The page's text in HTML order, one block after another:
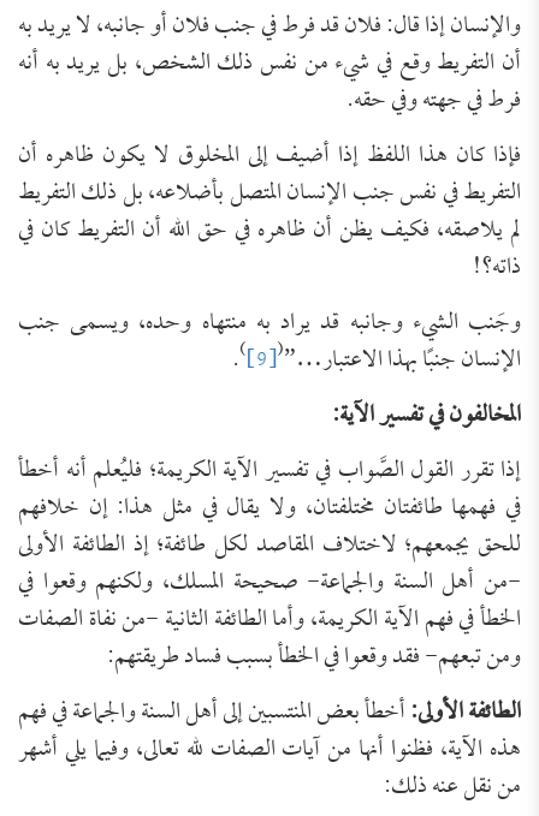
والإنسان إذا قال: فلان قد فرط في جنب فلان أو جانبه، لا يريد به
أن التفريط وقع في شيء من نفس ذلك الشخص، بل يريد به أنه
فرط في جهته وفي حقه.
فإذا كان هذا اللفظ إذا أضيف إلى المخلوق لا يكون ظاهره أن
التفريط في نفس جنب الإنسان المتصل بأضلاعه، بل ذلك التفريط
لم يلاصقه، فكيف يظن أن ظاهره في حق الله أن التفريط كان في
ذاته؟!
وجَنب الشيء وجانبه قد يراد به منتهاه وحده، ويسمى جنب
الإنسان جنبًا بهذا الاعتبار…”(
[9]
)
.
المخالفون في تفسير الآية:
إذا تقرر القول الصَّواب في تفسير الآية الكريمة؛ فليُعلم أنه أخطأ
في فهمها طائفتان مختلفتان، ولا يقال في مثل هذا: إن خلافهم
للحق يجمعهم؛ لاختلاف المقاصد لكل طائفة؛ إذ الطائفة الأولى
-من أهل السنة والجماعة- صحيحة المسلك، ولكنهم وقعوا في
الخطأ في فهم الآية الكريمة، وأما الطائفة الثانية -من نفاة الصفات
ومن تبعهم- فقد وقعوا في الخطأ بسبب فساد طريقتهم:
الطائفة الأولى:أخطأ بعض المنتسبين إلى أهل السنة والجماعة في فهم
هذه الآية، فظنوا أنها من آيات الصفات لله تعالى، وفيما يلي أشهر
من نقل عنه ذلك: